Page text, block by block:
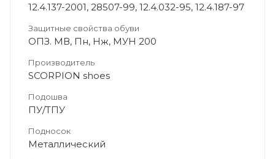
12.4.137-2001, 28507-99, 12.4.032-95, 12.4.187-97
Защитные свойства обуви
ОПЗ. МВ, Пн, Нж, МУН 200
Производитель
SCORPION shoes
Подошва
ПУ/ТПУ
Подносок
Металлический